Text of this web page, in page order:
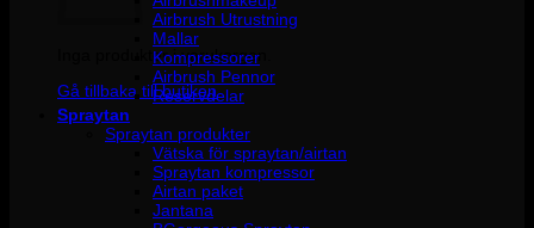
Inga produkter i varukorgen.
Gå tillbaka till butiken
Airbrush Utrustning
Mallar
Kompressorer
Airbrush Pennor
Reservdelar
Spraytan
Spraytan produkter
Vätska för spraytan/airtan
Spraytan kompressor
Airtan paket
Jantana